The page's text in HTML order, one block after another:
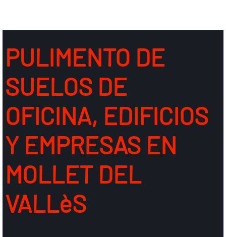
PULIMENTO DE
SUELOS DE
OFICINA, EDIFICIOS
Y EMPRESAS EN
MOLLET DEL
VALLèS